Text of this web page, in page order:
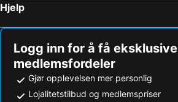
Hjelp
Logg inn for å få eksklusive
medlemsfordeler
Gjør opplevelsen mer personlig
Lojalitetstilbud og medlemspriser